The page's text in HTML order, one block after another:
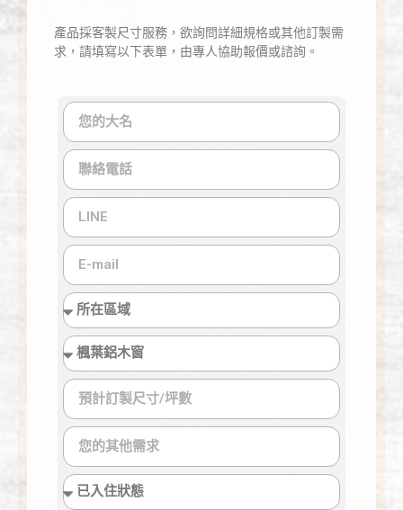
產品採客製尺寸服務，欲詢問詳細規格或其他訂製需
求，請填寫以下表單，由專人協助報價或諮詢。